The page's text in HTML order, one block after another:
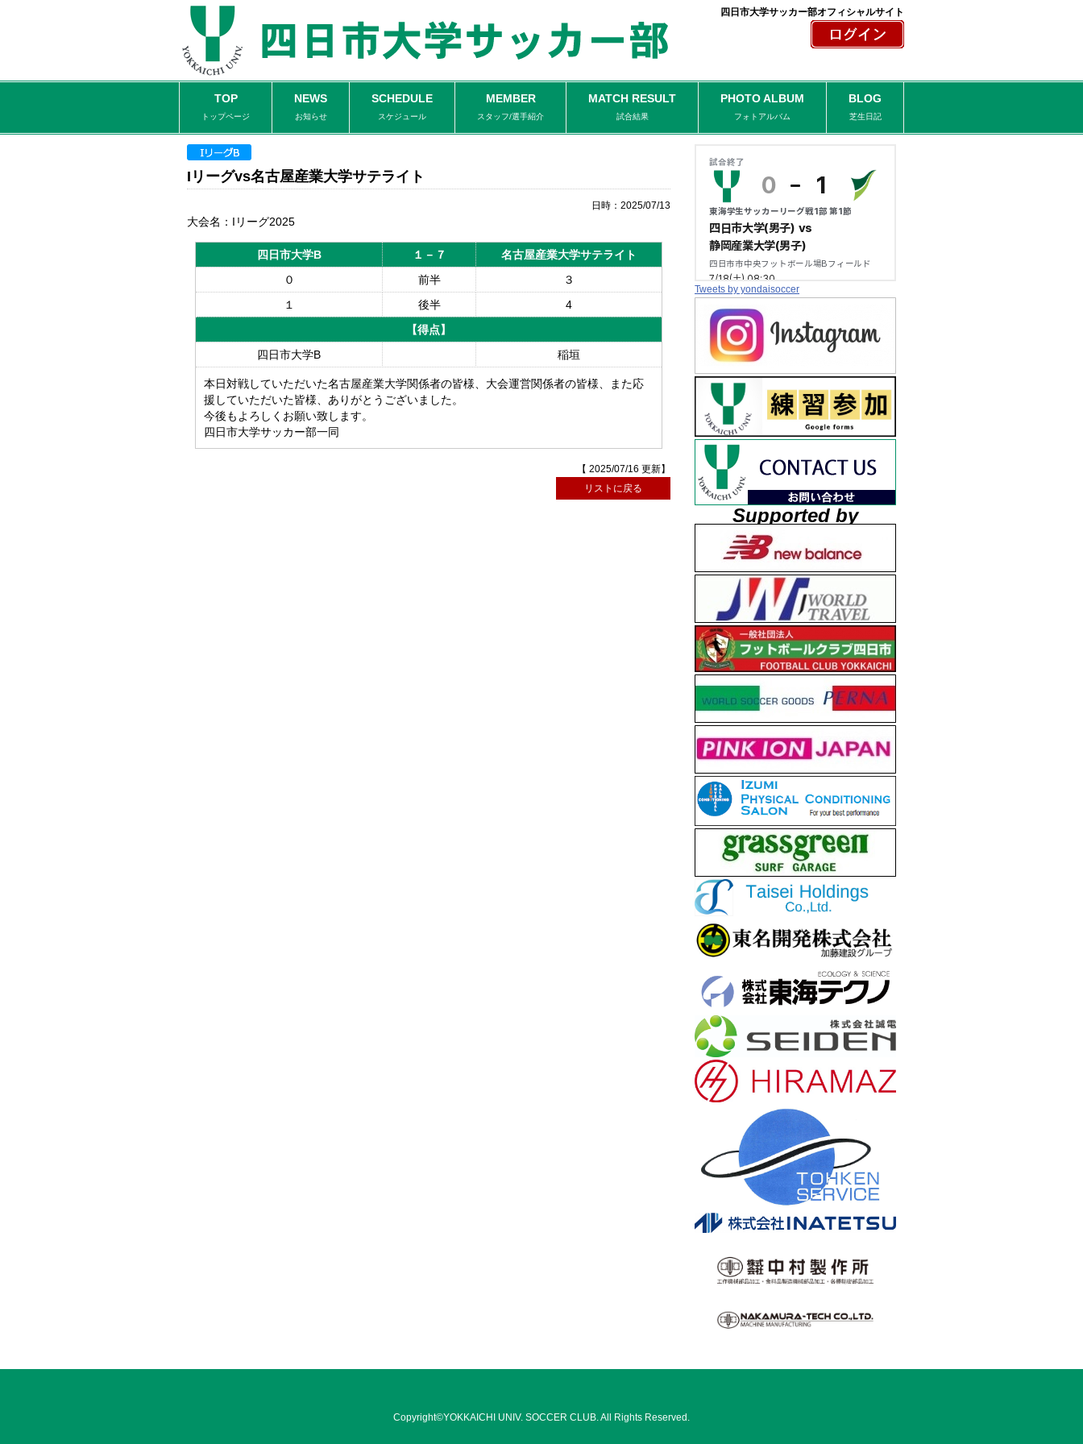
四日市大学サッカー部オフィシャルサイト
TOP
トップページ
NEWS
お知らせ
SCHEDULE
スケジュール
MEMBER
スタッフ/選手紹介
MATCH RESULT
試合結果
PHOTO ALBUM
フォトアルバム
BLOG
芝生日記
Iリーグvs名古屋産業大学サテライト
日時：2025/07/13
大会名：Iリーグ2025
四日市大学B １－７
名古屋産業大学サテライト
０
前半
３
１
後半
4
【得点】
四日市大学B
稲垣
本日対戦していただいた名古屋産業大学関係者の皆様、大会運営関係者の皆様、また応
援していただいた皆様、ありがとうございました。
今後もよろしくお願い致します。
四日市大学サッカー部一同
【 2025/07/16 更新】
リストに戻る
Tweets by yondaisoccer
Supported by
Copyright©YOKKAICHI UNIV. SOCCER CLUB. All Rights Reserved.